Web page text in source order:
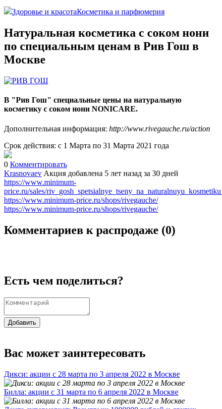
Здоровье и красотаКосметика и парфюмерия
Натуральная косметика с соком нони
по специальным ценам в Рив Гош в
Москве
В "Рив Гош" специальные цены на натуральную
косметику с соком нони NONICARE.
Дополнительная информация: http://www.rivegauche.ru/action
Срок действия: с 1 Марта по 31 Марта 2021 года
0 Комментировать
Krasnovaev Акция добавлена 5 лет назад за 30 дней
https://www.minimum-
price.ru/sales/
https://www.minimum-price.ru/shops/rivegauche/
https://www.minimum-price.ru/shops/rivegauche/
Комментариев к распродаже (0)
Есть чем поделиться?
Добавить
Вас может заинтересовать
Дикси: акции с 28 марта по 3 апреля 2022 в Москве
Билла: акции с 31 марта по 6 апреля 2022 в Москве